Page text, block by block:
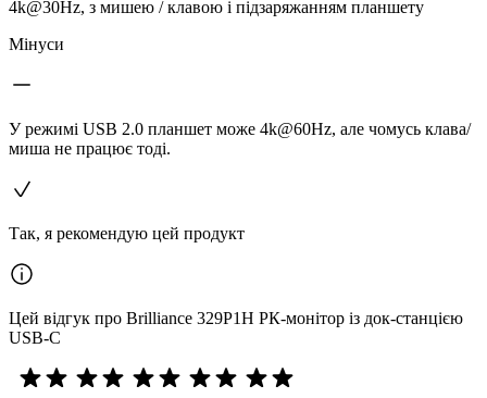
4k@30Hz, з мишею / клавою і підзаряжанням планшету
Мінуси
У режимі USB 2.0 планшет може 4k@60Hz, але чомусь клава/
миша не працює тоді.
Так, я рекомендую цей продукт
Цей відгук про Brilliance 329P1H РК-монітор із док-станцією
USB-C